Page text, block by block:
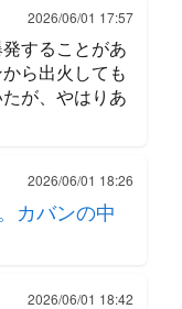
2026/06/01 17:57
することがあ
ら出火しても
が、やはりあ
2026/06/01 18:26
カバンの中
2026/06/01 18:42